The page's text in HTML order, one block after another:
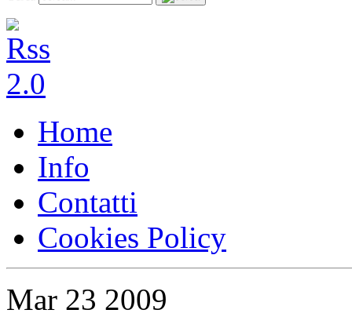
Home
Info
Contatti
Cookies Policy
Mar 23 2009